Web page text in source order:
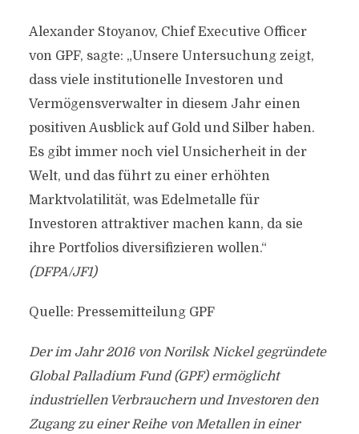
Alexander Stoyanov, Chief Executive Officer
von GPF, sagte: „Unsere Untersuchung zeigt,
dass viele institutionelle Investoren und
Vermögensverwalter in diesem Jahr einen
positiven Ausblick auf Gold und Silber haben.
Es gibt immer noch viel Unsicherheit in der
Welt, und das führt zu einer erhöhten
Marktvolatilität, was Edelmetalle für
Investoren attraktiver machen kann, da sie
ihre Portfolios diversifizieren wollen.“
(DFPA/JF1)
Quelle: Pressemitteilung GPF
Der im Jahr 2016 von Norilsk Nickel gegründete
Global Palladium Fund (GPF) ermöglicht
industriellen Verbrauchern und Investoren den
Zugang zu einer Reihe von Metallen in einer